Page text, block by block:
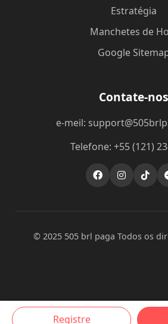
Estratégia
Manchetes de
Google
Contate-nos
e-meil:
Telefone: +55 (121)
© 2025 505 brl paga Todos os
Registre